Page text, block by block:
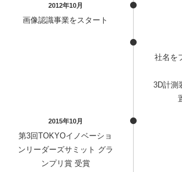
技術紹介
Mobility
┗ADAS
2012年10月
画像認識事業をスタート
社名を
3D計測
2015年10月
第3回TOKYOイノベーショ
ンリーダーズサミット グラ
ンプリ賞 受賞